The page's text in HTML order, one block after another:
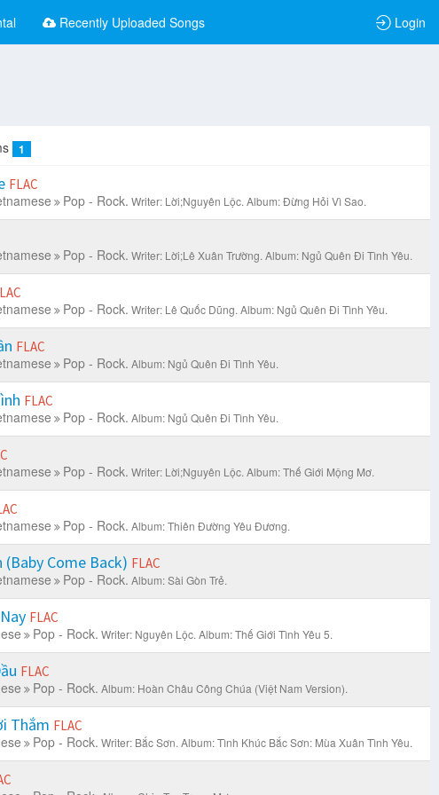
Recently Uploaded Songs Login
1
FLAC
Pop - Rock. Writer: Lời;Nguyên Lộc. Album: Đừng Hỏi Vì Sao.
Pop - Rock. Writer: Lời;Lê Xuân Trường. Album: Ngủ Quên Đi Tình Yêu.
Pop - Rock. Writer: Lê Quốc Dũng. Album: Ngủ Quên Đi Tình Yêu.
FLAC
Pop - Rock. Album: Ngủ Quên Đi Tình Yêu.
FLAC
Pop - Rock. Album: Ngủ Quên Đi Tình Yêu.
Pop - Rock. Writer: Lời;Nguyên Lộc. Album: Thế Giới Mộng Mơ.
Pop - Rock. Album: Thiên Đường Yêu Đương.
Come Back) FLAC
Pop - Rock. Album: Sài Gòn Trẻ.
FLAC
Pop - Rock. Writer: Nguyên Lộc. Album: Thế Giới Tình Yêu 5.
FLAC
Pop - Rock. Album: Hoàn Châu Công Chúa (Việt Nam Version).
Thắm FLAC
Pop - Rock. Writer: Bắc Sơn. Album: Tình Khúc Bắc Sơn: Mùa Xuân Tình Yêu.